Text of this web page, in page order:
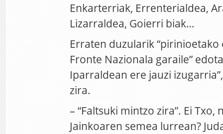
Enkarterriak, Errenterialdea,
Lizarraldea, Goierri biak…
Erraten duzularik
Fronte Nazionala garaile”
Iparraldean ere jauzi
zira.
– “Faltsuki mintzo zira”. Ei Txo,
Jainkoaren semea lurrean?